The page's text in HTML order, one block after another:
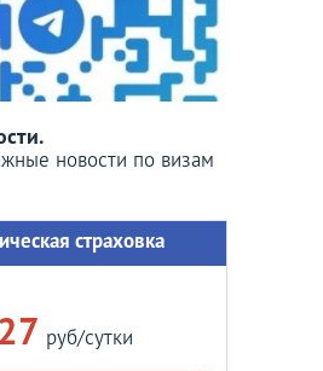
новости по визам
страховка
27 руб/сутки